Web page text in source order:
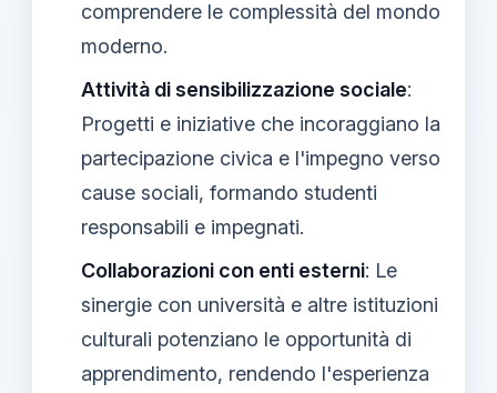
comprendere le complessità del mondo
moderno.
Attività di sensibilizzazione sociale:
Progetti e iniziative che incoraggiano la
partecipazione civica e l'impegno verso
cause sociali, formando studenti
responsabili e impegnati.
Collaborazioni con enti esterni: Le
sinergie con università e altre istituzioni
culturali potenziano le opportunità di
apprendimento, rendendo l'esperienza